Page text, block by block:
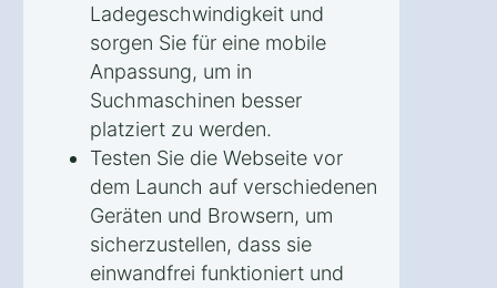
Ladegeschwindigkeit und
sorgen Sie für eine mobile
Anpassung, um in
Suchmaschinen besser
platziert zu werden.
Testen Sie die Webseite vor
dem Launch auf verschiedenen
Geräten und Browsern, um
sicherzustellen, dass sie
einwandfrei funktioniert und